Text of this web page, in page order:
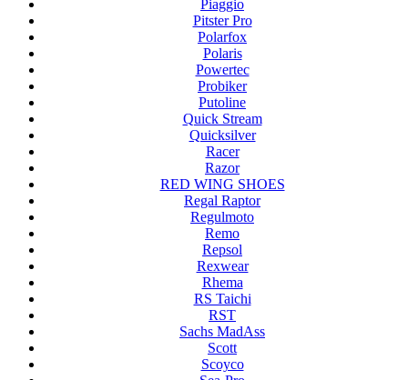
Piaggio
Pitster Pro
Polarfox
Polaris
Powertec
Probiker
Putoline
Quick Stream
Quicksilver
Racer
Razor
RED WING SHOES
Regal Raptor
Regulmoto
Remo
Repsol
Rexwear
Rhema
RS Taichi
RST
Sachs MadAss
Scott
Scoyco